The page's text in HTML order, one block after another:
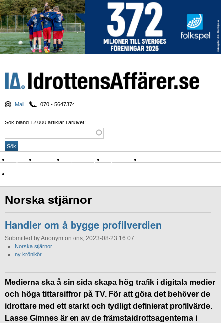
Mail 070 - 5647374
Sök bland 12.000 artiklar i arkivet:
Nyheter Krönikor Sport & spel Nyhetsbrev
Norska stjärnor
Handler om å bygge profilverdien
Submitted by Anonym on ons, 2023-08-23 16:07
Norska stjärnor
ny krönikör
Medierna ska å sin sida skapa hög trafik i digitala medier
och höga tittarsiffror på TV. För att göra det behöver de
idrottare med ett starkt och tydligt definierat profilvärde.
Lasse Gimnes är en av de främstaidrottsagenterna i